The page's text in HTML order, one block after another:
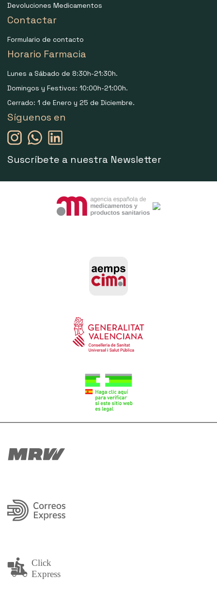
Devoluciones Medicamentos
Contactar
Formulario de contacto
Horario Farmacia
Lunes a Sábado de 8:30h-21:30h.
Domingos y Festivos: 10:00h-21:00h.
Cerrado: 1 de Enero y 25 de Diciembre.
Síguenos en
Suscríbete a nuestra Newsletter